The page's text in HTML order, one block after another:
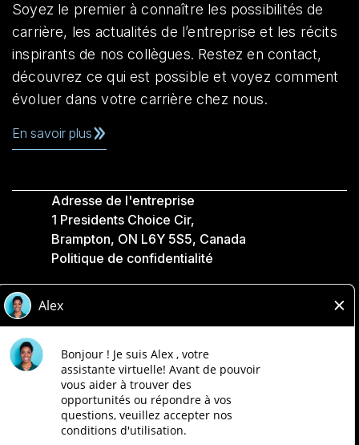
Soyez le premier à connaître les possibilités de
carrière, les actualités de l’entreprise et les récits
inspirants de nos collègues. Restez en contact,
découvrez ce qui est possible et voyez comment
évoluer dans votre carrière chez nous.
En savoir plus
Adresse de l'entreprise
1 Presidents Choice Cir,
Brampton, ON L6Y 5S5, Canada
Politique de confidentialité
Accessibilité
Compagnies Loblaw